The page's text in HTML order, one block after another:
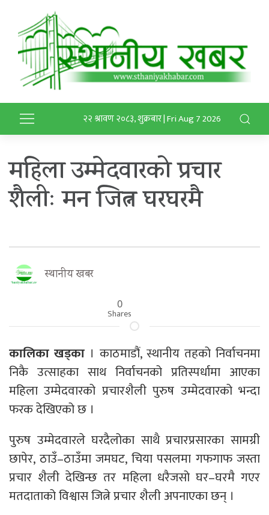
२२ श्रावण २०८३, शुक्रबार | Fri Aug 7 2026
महिला उम्मेदवारको प्रचार
शैलीः मन जित्न घरघरमै
स्थानीय खबर
0
Shares
कालिका खड्का । काठमाडौं, स्थानीय तहको निर्वाचनमा
निकै उत्साहका साथ निर्वाचनको प्रतिस्पर्धामा आएका
महिला उम्मेदवारको प्रचारशैली पुरुष उम्मेदवारको भन्दा
फरक देखिएको छ ।
पुरुष उम्मेदवारले घरदैलोका साथै प्रचारप्रसारका सामग्री
छापेर, ठाउँ–ठाउँमा जमघट, चिया पसलमा गफगाफ जस्ता
प्रचार शैली देखिन्छ तर महिला धरैजसो घर–घरमै गएर
मतदाताको विश्वास जित्ने प्रचार शैली अपनाएका छन् ।